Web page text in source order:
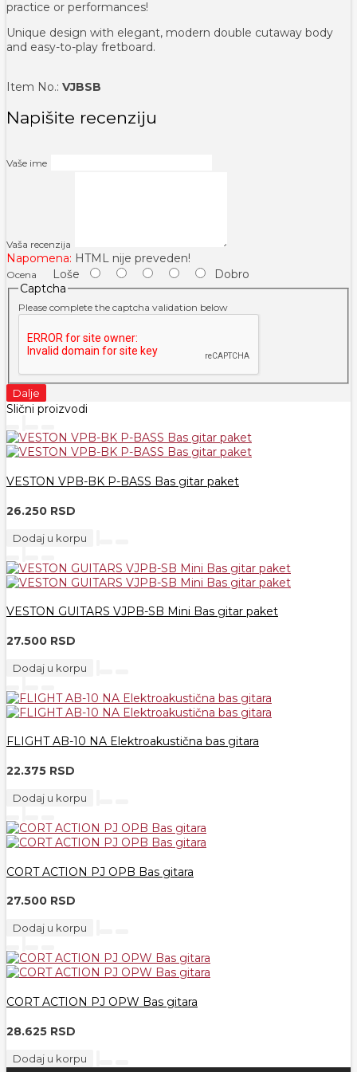
practice or performances!
Unique design with elegant, modern double cutaway body
and easy-to-play fretboard.
Item No.: VJBSB
Napišite recenziju
Vaše ime
Vaša recenzija
Napomena: HTML nije preveden!
Ocena Loše
Dobro
Captcha
Please complete the captcha validation below
Dalje
Slični proizvodi
VESTON VPB-BK P-BASS Bas gitar paket
26.250 RSD
Dodaj u korpu
VESTON GUITARS VJPB-SB Mini Bas gitar paket
27.500 RSD
Dodaj u korpu
FLIGHT AB-10 NA Elektroakustična bas gitara
22.375 RSD
Dodaj u korpu
CORT ACTION PJ OPB Bas gitara
27.500 RSD
Dodaj u korpu
CORT ACTION PJ OPW Bas gitara
28.625 RSD
Dodaj u korpu